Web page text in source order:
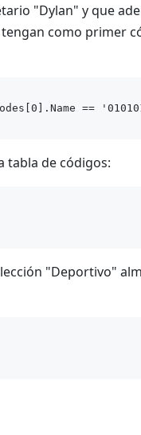
"Dylan" y que
como primer
tabla de códigos:
"Deportivo"